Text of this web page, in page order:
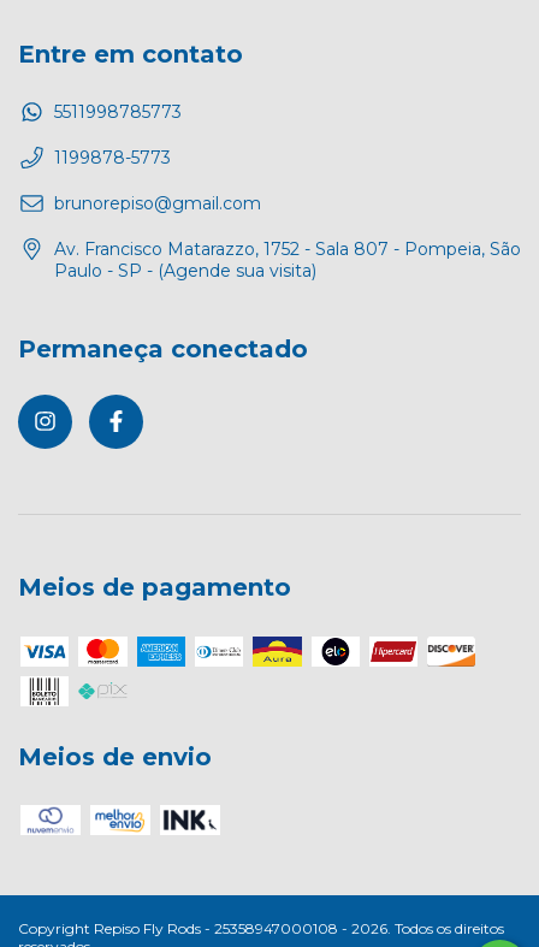
Entre em contato
5511998785773
1199878-5773
brunorepiso@gmail.com
Av. Francisco Matarazzo, 1752 - Sala 807 - Pompeia, São
Paulo - SP - (Agende sua visita)
Permaneça conectado
Meios de pagamento
Meios de envio
Copyright Repiso Fly Rods - 25358947000108 - 2026. Todos os direitos